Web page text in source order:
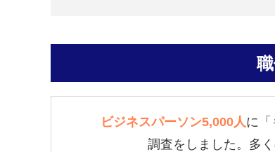
ビジネスパーソン5,000人に「
調査をしました。多